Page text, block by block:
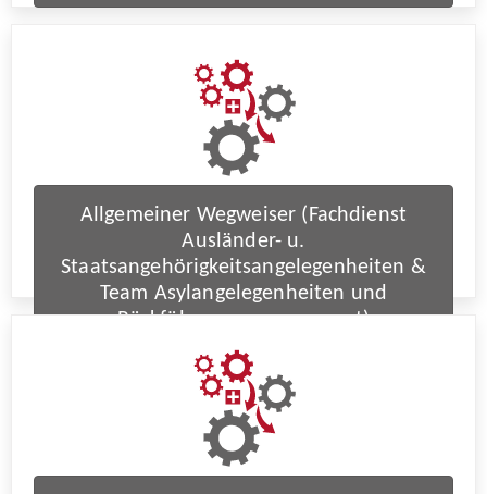
Allgemeiner Wegweiser (Fachdienst
Ausländer- u.
Staatsangehörigkeitsangelegenheiten &
Team Asylangelegenheiten und
Rückführungsmanagement)